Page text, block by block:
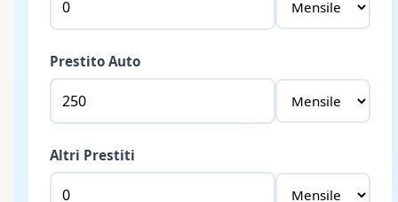
Prestito Auto
Altri Prestiti